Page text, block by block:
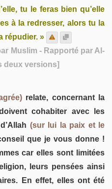
tu le feras bien qu’elle
à la redresser, alors tu la
répudier. »
Muslim - Rapporté par Al-
deux versions]
relate, concernant la
cohabiter avec les
(sur lui la paix et le
que je vous donne !
car elles sont limitées
leurs pensées ainsi
En effet, elles ont été